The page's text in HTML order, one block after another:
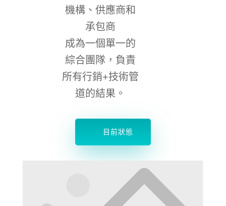
機構、供應商和
承包商
成為一個單一的
綜合團隊，負責
所有行銷+技術管
道的結果。
目前狀態